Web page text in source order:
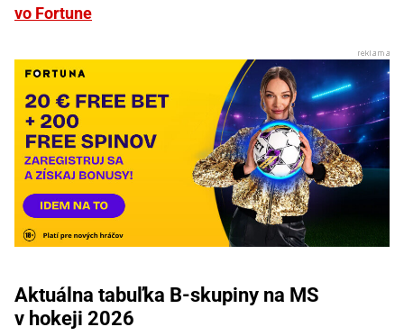
vo Fortune
Aktuálna tabuľka B-skupiny na MS
v hokeji 2026